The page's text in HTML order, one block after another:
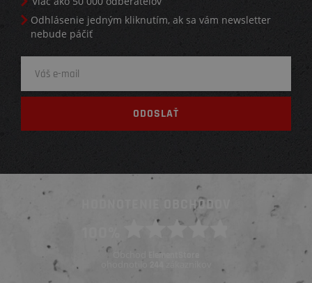
Odhlásenie jedným kliknutím, ak sa vám newsletter
nebude páčiť
HODNOTENIE OBCHODOV
Obchod ElementStore
ohodnotilo